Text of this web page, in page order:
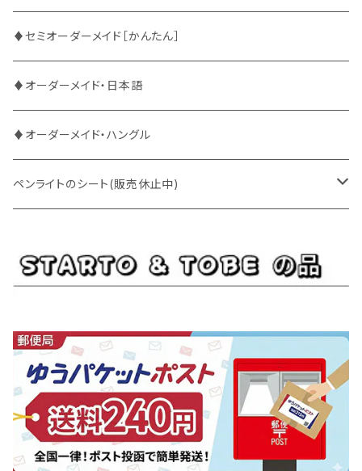
BUDDiiS
DXTEEN
ENHYPEN
EXO
iKON
INI
JO1
NCT
ATEEZ
BLANK2Y
BOYNEXTDOOR
BUDDiiS
ENHYPEN
EXO
Golden Child
GOT7
ファンサ
CRAVITY
ENHYPEN
EXO
Stray Kids
♦セミオーダーメイド［かんたん］
♦オーダーメイド・日本語
♦オーダーメイド・ハングル
ペンライトのシート(販売休止中)
INI
JO1
NOA